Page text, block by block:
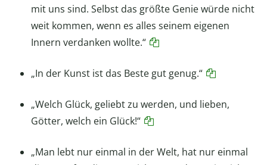
mit uns sind. Selbst das größte Genie würde nicht
weit kommen, wenn es alles seinem eigenen
Innern verdanken wollte.“
„In der Kunst ist das Beste gut genug.“
„Welch Glück, geliebt zu werden, und lieben,
Götter, welch ein Glück!“
„Man lebt nur einmal in der Welt, hat nur einmal